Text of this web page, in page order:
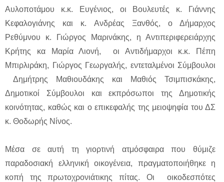
Αυλοποτάμου κ.κ. Ευγένιος, οι Βουλευτές κ. Γιάννης
Κεφαλογιάνης και κ. Ανδρέας Ξανθός, ο Δήμαρχος
Ρεθύμνου κ. Γιώργος Μαρινάκης, η Αντιπεριφερειάρχης
Κρήτης κα Μαρία Λιονή, οι Αντιδήμαρχοι κ.κ. Πέπη
Μπιρλιράκη, Γιώργος Γεωργαλής, εντεταλμένοι Σύμβουλοι
Δημήτρης Μαθιουδάκης και Μαθιός Τσιμπισκάκης,
Δημοτικοί Σύμβουλοι και εκπρόσωποι της Δημοτικής
κοινότητας, καθώς και ο επικεφαλής της μειοψηφία του ΔΣ
κ. Θοδωρής Νίνος.
Μέσα σε αυτή τη γιορτινή ατμόσφαιρα που θύμιζε
παραδοσιακή ελληνική οικογένεια, πραγματοποιήθηκε η
κοπή της πρωτοχρονιάτικης πίτας. Οι οικοδεσπότες